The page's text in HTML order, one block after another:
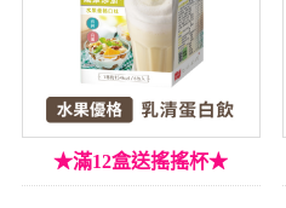
★滿12盒送搖搖杯★